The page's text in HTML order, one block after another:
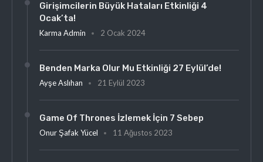
Girişimcilerin Büyük Hataları Etkinliği 4
Ocak’ta!
Karma Admin 2 Ocak 2024
Benden Marka Olur Mu Etkinliği 27 Eylül’de!
Ayşe Aslıhan 21 Eylül 2023
Game Of Thrones İzlemek İçin 7 Sebep
Onur Şafak Yücel 11 Ağustos 2023